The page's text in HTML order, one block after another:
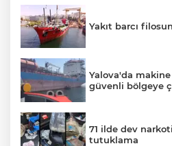
Yakıt barcı
Yalova'da makine
güvenli bölgeye
71 ilde dev
tutuklama